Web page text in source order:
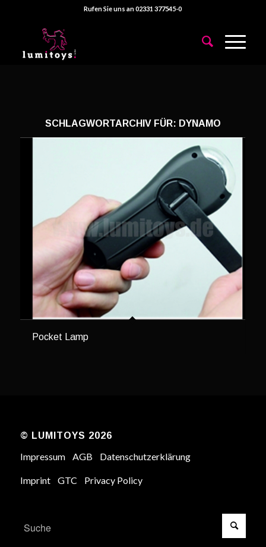
Rufen Sie uns an 02331 377545-0
SCHLAGWORTARCHIV FÜR: DYNAMO
Pocket Lamp
© LUMITOYS 2026
Impressum AGB Datenschutzerklärung
Imprint GTC Privacy Policy